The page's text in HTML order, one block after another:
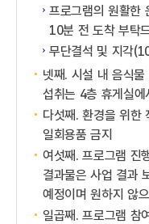
프로그램의 원활한
10분 전 도착 부탁
무단결석 및 지각
넷째. 시설 내 음식
섭취는 4층 휴게실에
다섯째. 환경을 위한
일회용품 금지
여섯째. 프로그램 진
결과물은 사업 결과
예정이며 원하지 않
일곱째. 프로그램 참